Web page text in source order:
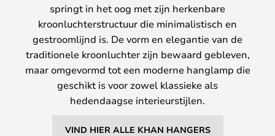
springt in het oog met zijn herkenbare
kroonluchterstructuur die minimalistisch en
gestroomlijnd is. De vorm en elegantie van de
traditionele kroonluchter zijn bewaard gebleven,
maar omgevormd tot een moderne hanglamp die
geschikt is voor zowel klassieke als
hedendaagse interieurstijlen.
VIND HIER ALLE KHAN HANGERS